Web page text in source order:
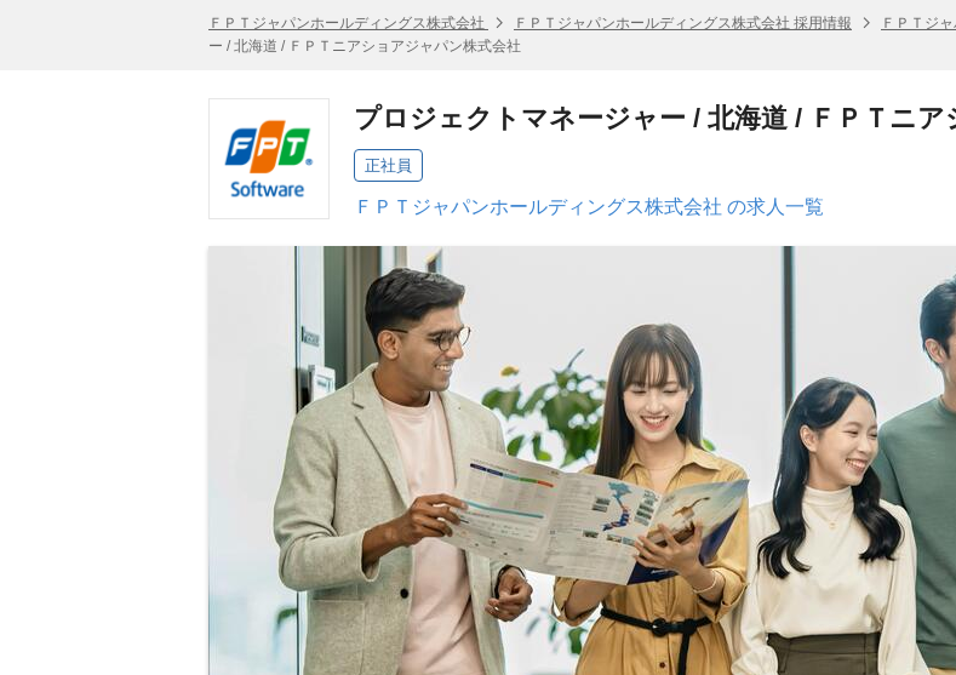
ＦＰＴジャパンホールディングス株式会社 ＦＰＴジャパンホールディングス株式会社 採用情報 ＦＰＴジ
ー / 北海道 / ＦＰＴニアショアジャパン株式会社
プロジェクトマネージャー / 北海道 / ＦＰＴニ
正社員
ＦＰＴジャパンホールディングス株式会社 の求人一覧